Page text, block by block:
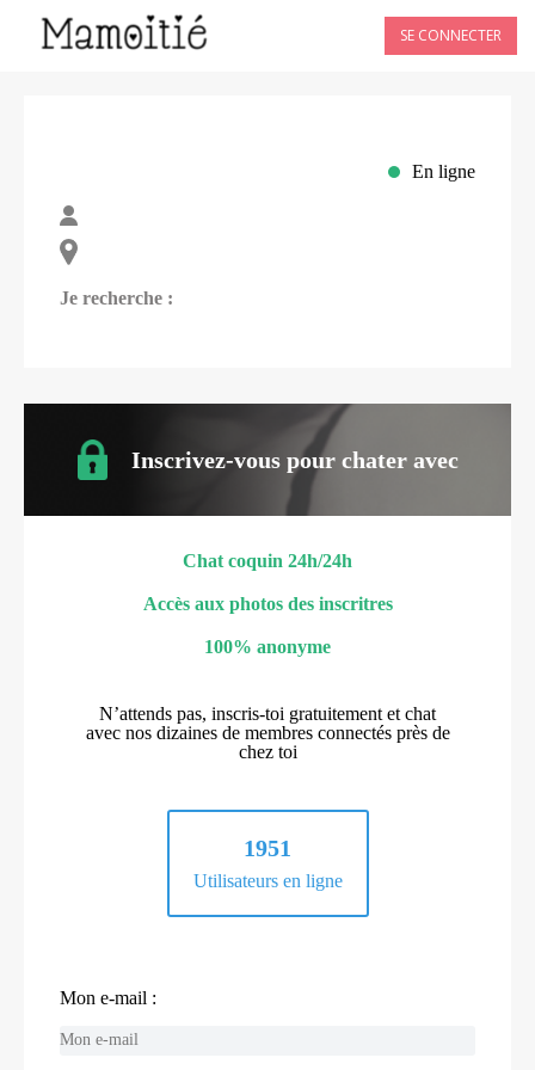
SE CONNECTER
En ligne
Je recherche :
Inscrivez-vous pour chater avec
Chat coquin 24h/24h
Accès aux photos des inscritres
100% anonyme
N’attends pas, inscris-toi gratuitement et chat
avec nos dizaines de membres connectés près de
chez toi
1951
Utilisateurs en ligne
Mon e-mail :